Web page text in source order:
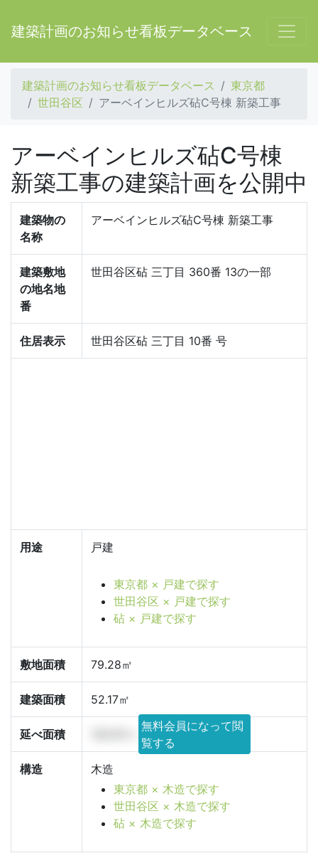
建築計画のお知らせ看板データベース
建築計画のお知らせ看板データベース
東京都
世田谷区
アーベインヒルズ砧C号棟 新築工事
アーベインヒルズ砧C号棟
新築工事の建築計画を公開中
建築物の
名称
アーベインヒルズ砧C号棟 新築工事
建築敷地
の地名地
番
世田谷区砧 三丁目 360番 13の一部
住居表示 世田谷区砧 三丁目 10番 号
用途 戸建
東京都 × 戸建で探す
世田谷区 × 戸建で探す
砧 × 戸建で探す
敷地面積 79.28㎡
建築面積 52.17㎡
延べ面積
無料会員になって閲
覧する
構造
木造
東京都 × 木造で探す
世田谷区 × 木造で探す
砧 × 木造で探す